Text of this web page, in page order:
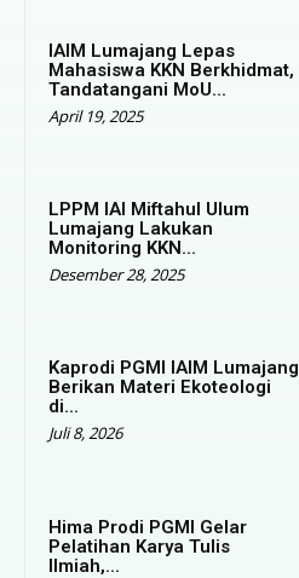
IAIM Lumajang Lepas
Mahasiswa KKN Berkhidmat,
Tandatangani MoU...
April 19, 2025
LPPM IAI Miftahul Ulum
Lumajang Lakukan
Monitoring KKN...
Desember 28, 2025
Kaprodi PGMI IAIM Lumajang
Berikan Materi Ekoteologi
di...
Juli 8, 2026
Hima Prodi PGMI Gelar
Pelatihan Karya Tulis
Ilmiah,...